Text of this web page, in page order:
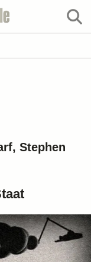
Stephen